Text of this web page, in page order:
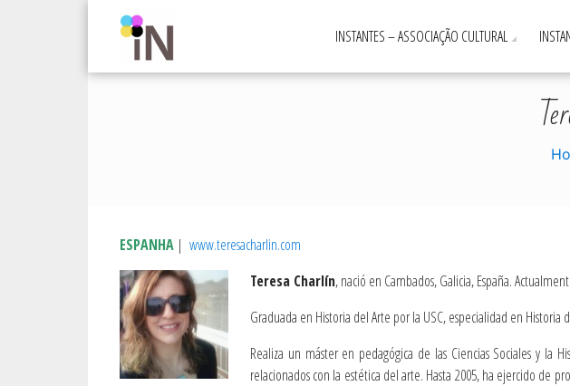
INSTANTES – ASSOCIAÇÃO CULTURAL
ESPANHA | www.teresacharlin.com
Teresa Charlín, nació en Cambados, Galicia, España.
Graduada en Historia del Arte por la USC, especialidad en
Realiza un máster en pedagógica de las Ciencias Sociales y la
relacionados con la estética del arte. Hasta 2005, ha ejercido de